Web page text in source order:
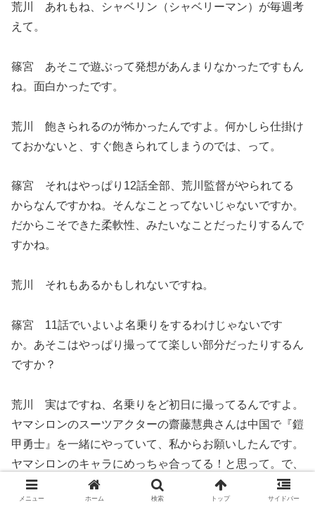
荒川 あれもね、シャベリン（シャベリーマン）が毎週考
えて。
篠宮 あそこで遊ぶって発想があんまりなかったですもん
ね。面白かったです。
荒川 飽きられるのが怖かったんですよ。何かしら仕掛け
ておかないと、すぐ飽きられてしまうのでは、って。
篠宮 それはやっぱり12話全部、荒川監督がやられてる
からなんですかね。そんなことってないじゃないですか。
だからこそできた柔軟性、みたいなことだったりするんで
すかね。
荒川 それもあるかもしれないですね。
篠宮 11話でいよいよ名乗りをするわけじゃないです
か。あそこはやっぱり撮ってて楽しい部分だったりするん
ですか？
荒川 実はですね、名乗りをど初日に撮ってるんですよ。
ヤマシロンのスーツアクターの齋藤慧典さんは中国で『鎧
甲勇士』を一緒にやっていて、私からお願いしたんです。
ヤマシロンのキャラにめっちゃ合ってる！と思って。で、
フクオカリバーの菊池貴裕さんは齋藤さんの紹介で、キタ
キュウマンとエルブレイブの中の人は私が知らない人。オ
メニュー ホーム 検索 トップ サイドバー